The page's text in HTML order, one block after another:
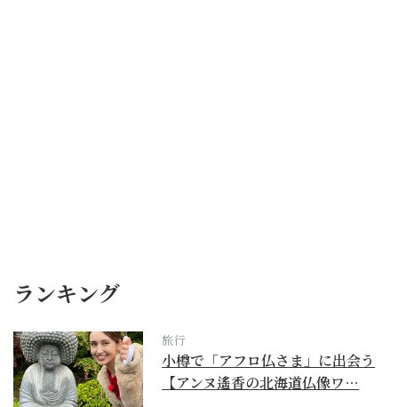
ランキング
旅行
小樽で「アフロ仏さま」に出会う
【アンヌ遙香の北海道仏像ワ…